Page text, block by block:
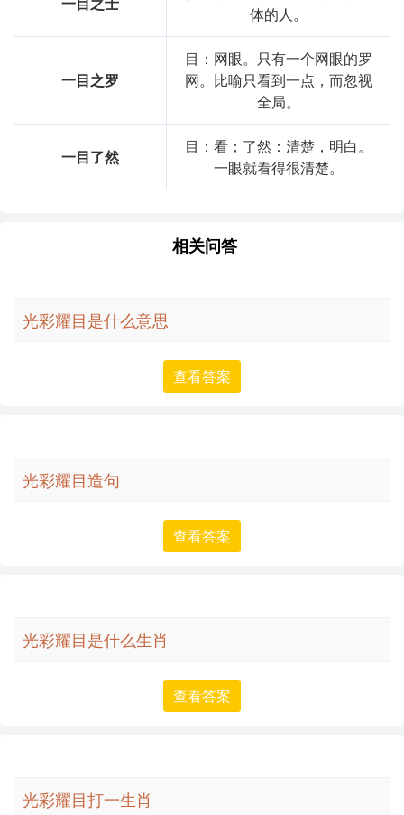
体的人。
一目之罗
目：网眼。只有一个网眼的罗
网。比喻只看到一点，而忽视
全局。
一目了然
目：看；了然：清楚，明白。
一眼就看得很清楚。
相关问答
光彩耀目是什么意思
查看答案
光彩耀目造句
查看答案
光彩耀目是什么生肖
查看答案
光彩耀目打一生肖